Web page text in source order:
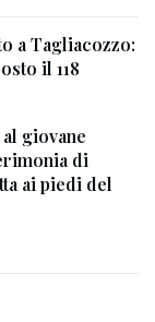
a Tagliacozzo:
il 118
giovane
di
ai piedi del